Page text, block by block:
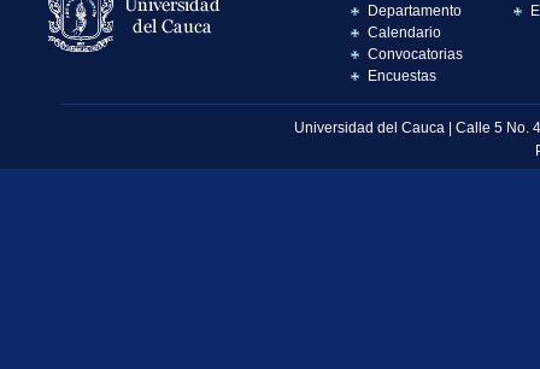
Departamento
Calendario
Convocatorias
Encuestas
Universidad del Cauca | Calle 5 No.